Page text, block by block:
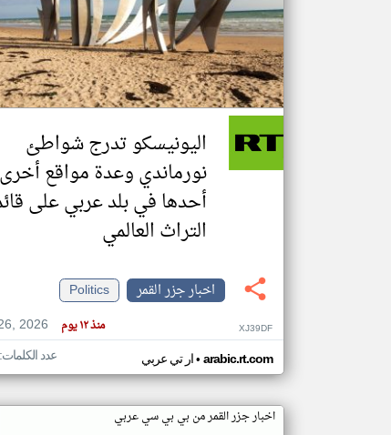
اليونيسكو تدرج شواطئ
نورماندي وعدة مواقع أخرى
أحدها في بلد عربي على
التراث العالمي
اخبار جزر القمر
Politics
2026
منذ ١٢ يوم XJ39DF
ار تي عربي• arabic.rt.com عدد الكلمات: ٤١٢
اخبار جزر القمر من بي بي سي عربي